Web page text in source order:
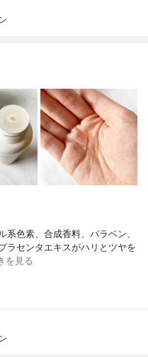
色素、合成香料、パラベン、
ラセンタエキスがハリとツヤを
を見る